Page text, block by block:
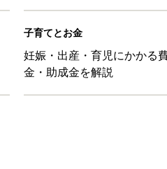
子育てとお金
妊娠・出産・育児にかかる
金・助成金を解説